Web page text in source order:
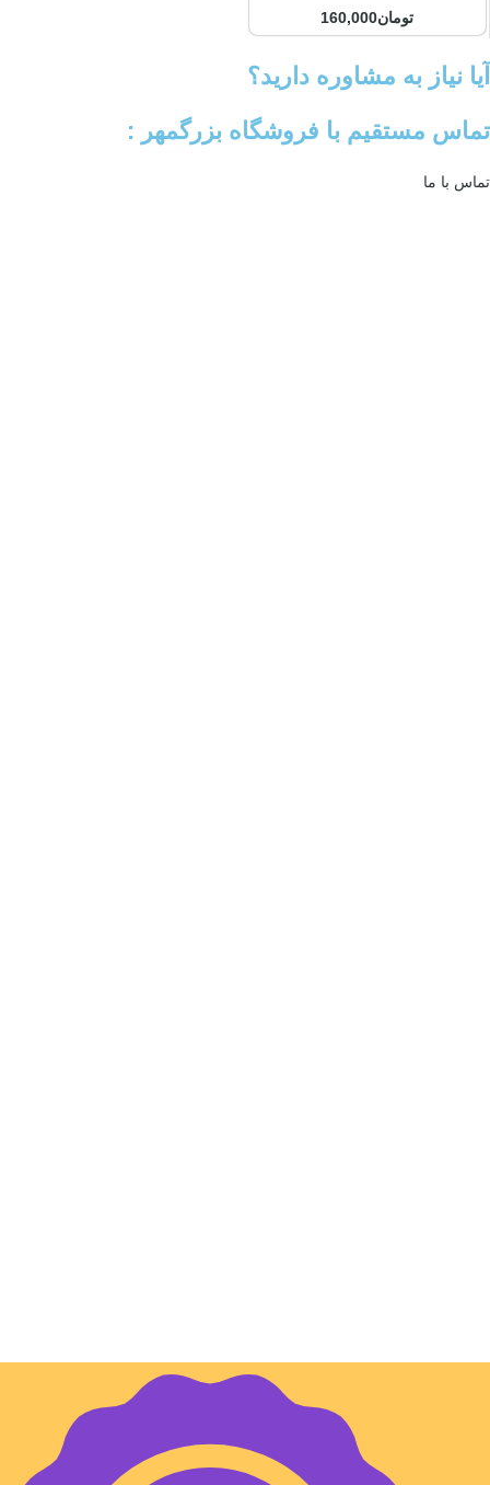
تومان160,000
آیا نیاز به مشاوره دارید؟
تماس مستقیم با فروشگاه بزرگمهر :
تماس با ما